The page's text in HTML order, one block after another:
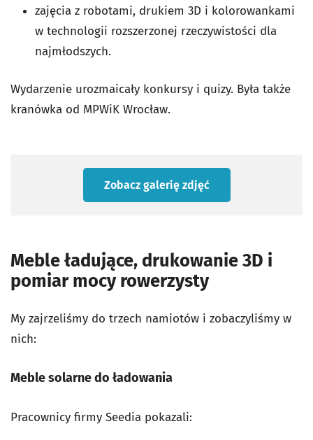
zajęcia z robotami, drukiem 3D i kolorowankami
w technologii rozszerzonej rzeczywistości dla
najmłodszych.
Wydarzenie urozmaicały konkursy i quizy. Była także
kranówka od MPWiK Wrocław.
Zobacz galerię zdjęć
Meble ładujące, drukowanie 3D i
pomiar mocy rowerzysty
My zajrzeliśmy do trzech namiotów i zobaczyliśmy w
nich:
Meble solarne do ładowania
Pracownicy firmy Seedia pokazali: